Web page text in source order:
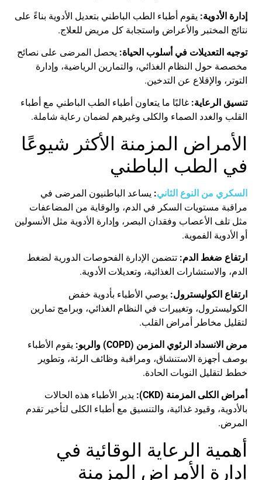
إدارة الأدوية: يقوم أطباء الطب الباطني بتعديل الأدوية بناءً على
نتائج المختبر والأعراض واستجابة كل مريض للعلاج.
توجيه التعديلات في أسلوب الحياة: يحصل المرضى على نصائح
مخصصة حول النظام الغذائي، والتمارين الرياضية، وإدارة
التوتر، والإقلاع عن التدخين.
تنسيق الرعاية: غالبًا ما يتعاون أطباء الطب الباطني مع أطباء
القلب والغدد الصماء والكلى وغيرهم لضمان رعاية شاملة.
الأمراض المزمنة الأكثر شيوعًا
في الطب الباطني
السكري من النوع الثاني: يساعد الباطنيون المرضى في
مراقبة مستويات السكر في الدم، والوقاية من المضاعفات
مثل تلف الأعصاب وفقدان البصر، وإدارة الأدوية مثل الأنسولين
أو الأدوية الفموية.
ارتفاع ضغط الدم: تتضمن الإدارة الفحوصات الدورية لضغط
الدم، والاستشارات الغذائية، وتعديلات الأدوية.
ارتفاع الكوليسترول: يوصي الأطباء بأدوية خفض
الكوليسترول، وتغييرات في النظام الغذائي، وبرامج تمارين
لتقليل مخاطر أمراض القلب.
مرض الانسداد الرئوي المزمن (COPD) والربو:
يقوم الأطباء
بوصف أجهزة الاستنشاق، ومراقبة وظائف الرئة، وتطوير
خطط لتقليل النوبات الحادة.
أمراض الكلى المزمنة (CKD):
يدير الأطباء هذه الحالات
بالأدوية، وقيود غذائية، والتنسيق مع أطباء الكلى لتأخير تقدم
المرض.
أهمية الرعاية الوقائية في
إدارة الأمراض المزمنة